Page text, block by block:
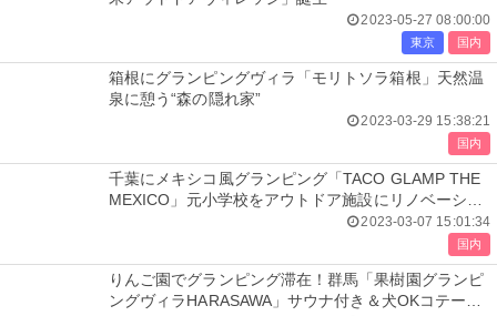
2023-05-27 08:00:00
東京 国内
箱根にグランピングヴィラ「モリトソラ箱根」天然温
泉に憩う“森の隠れ家”
2023-03-29 15:38:21
国内
千葉にメキシコ風グランピング「TACO GLAMP THE
MEXICO」元小学校をアウトドア施設にリノベーショ
2023-03-07 15:01:34
国内
りんご園でグランピング滞在！群馬「果樹園グランピ
ングヴィラHARASAWA」サウナ付き＆犬OKコテージ